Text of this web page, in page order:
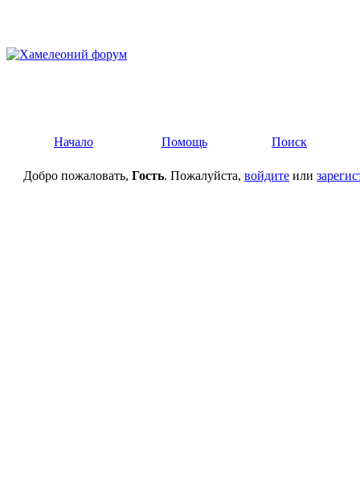
Начало Помощь Поиск
Добро пожаловать, Гость. Пожалуйста, войдите или